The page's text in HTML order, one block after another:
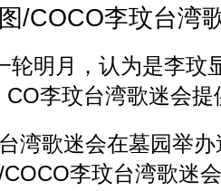
轮明月，认为是李玟
CO李玟台湾歌迷会提